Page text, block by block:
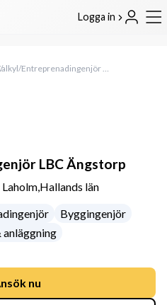
Logga in
Kalkyl/Entreprenadingenjör LBC Ängstorp
LBC Ängstorp
Laholm,Hallands län
Byggingenjör
anläggning
nu